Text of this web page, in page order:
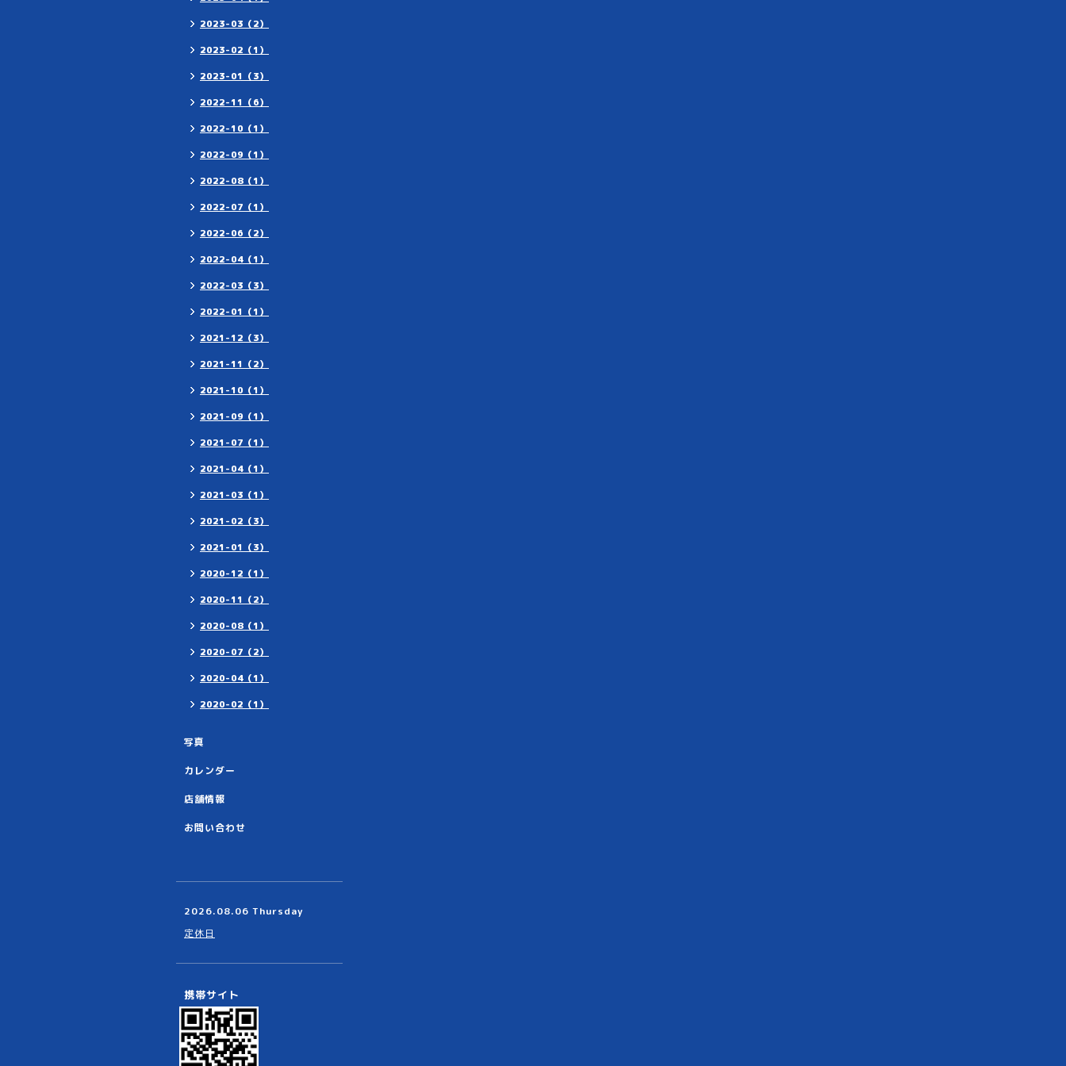
2023-03（2）
2023-02（1）
2023-01（3）
2022-11（6）
2022-10（1）
2022-09（1）
2022-08（1）
2022-07（1）
2022-06（2）
2022-04（1）
2022-03（3）
2022-01（1）
2021-12（3）
2021-11（2）
2021-10（1）
2021-09（1）
2021-07（1）
2021-04（1）
2021-03（1）
2021-02（3）
2021-01（3）
2020-12（1）
2020-11（2）
2020-08（1）
2020-07（2）
2020-04（1）
2020-02（1）
写真
カレンダー
店舗情報
お問い合わせ
2026.08.06 Thursday
定休日
携帯サイト